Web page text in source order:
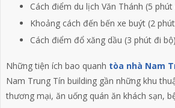
Cách điểm du lịch Văn Thánh (5
Khoảng cách đến bến xe buýt (2
Cách điểm đổ xăng dầu (3 phút đi
Những tiện ích bao quanh tòa nhà Nam
Nam Trung Tín building gần những khu
thương mại, ăn uống quán ăn khách sạn,